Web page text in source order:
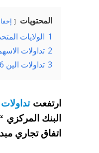
المحتويات
1 الولايات
2 تداولات
3 تداولات الين 26-09-2019
ارتفعت
البنك
اتفاق تجاري